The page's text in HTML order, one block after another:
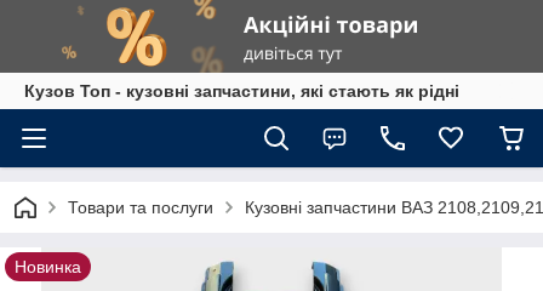
Кузов Топ - кузовні запчастини, які стають як рідні
Товари та послуги Кузовні запчастини ВАЗ
Новинка